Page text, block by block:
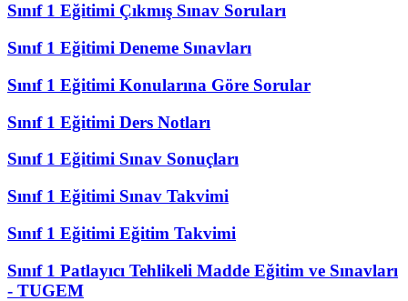
Sınıf 1 Eğitimi Çıkmış Sınav Soruları
Sınıf 1 Eğitimi Deneme Sınavları
Sınıf 1 Eğitimi Konularına Göre Sorular
Sınıf 1 Eğitimi Ders Notları
Sınıf 1 Eğitimi Sınav Sonuçları
Sınıf 1 Eğitimi Sınav Takvimi
Sınıf 1 Eğitimi Eğitim Takvimi
Sınıf 1 Patlayıcı Tehlikeli Madde Eğitim ve Sınavları
- TUGEM